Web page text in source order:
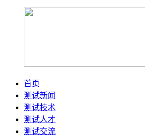
首页
测试新闻
测试技术
测试人才
测试交流